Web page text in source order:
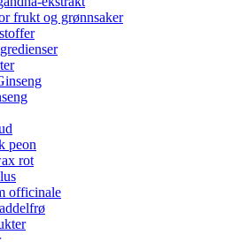
frukt og grønnsaker
peon
rot
officinale